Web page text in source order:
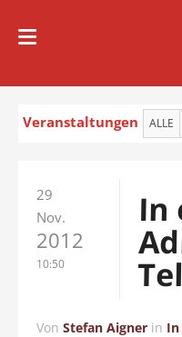
Veranstaltungen ALLE
29
Nov.
2012
10:50
In
Von Stefan Aigner in In